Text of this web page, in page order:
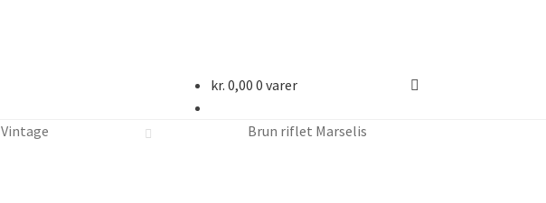
kr. 0,00 0 varer
Vintage Brun riflet Marselis